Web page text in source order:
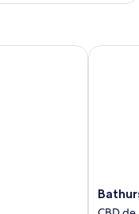
Bathurst